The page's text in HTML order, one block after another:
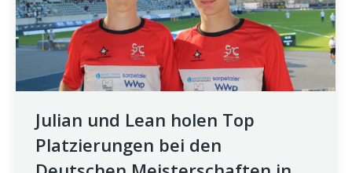
Julian und Lean holen Top
Platzierungen bei den